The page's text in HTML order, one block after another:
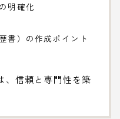
明確化
書）の作成ポイント
、信頼と専門性を築